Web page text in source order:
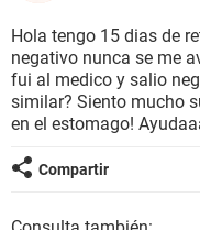
BIENESTAR
SEXUALIDAD
GLOSARIO
Hola tengo 15 dias de
negativo nunca se me
fui al medico y salio
similar? Siento mucho
en el estomago!
Compartir